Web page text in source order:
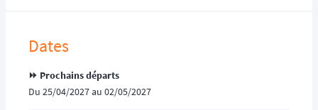
Dates
⏩️ Prochains départs
Du 25/04/2027 au 02/05/2027